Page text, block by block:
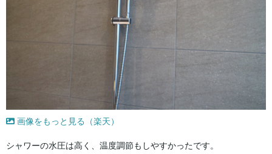
画像をもっと見る（楽天）
シャワーの水圧は高く、温度調節もしやすかったです。